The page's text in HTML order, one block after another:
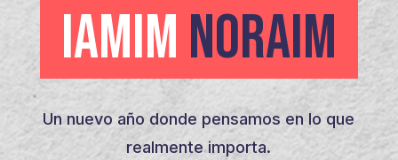
IAMIM NORAIM
Un nuevo año donde pensamos en lo que
realmente importa.